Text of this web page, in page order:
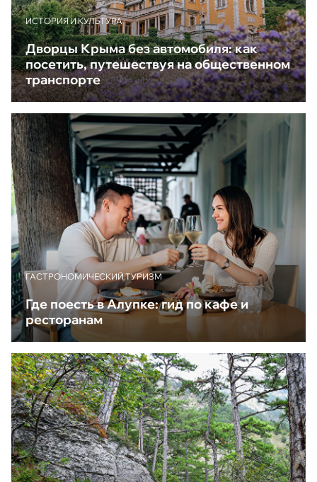
ИСТОРИЯ И КУЛЬТУРА
Дворцы Крыма без автомобиля: как
посетить, путешествуя на общественном
транспорте
ГАСТРОНОМИЧЕСКИЙ ТУРИЗМ
Где поесть в Алупке: гид по кафе и
ресторанам